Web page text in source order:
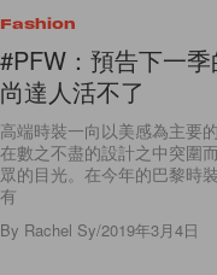
Fashion
#PFW：預告下一
尚達人活不了
高端時裝一向以美感為主要
在數之不盡的設計之中突圍
眾的目光。在今年的巴黎時
有
By Rachel Sy/2019年3月4日